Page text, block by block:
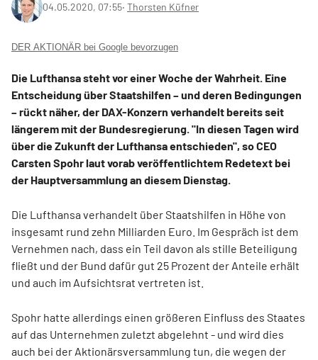
04.05.2020, 07:55‧ Thorsten Küfner
DER AKTIONÄR bei Google bevorzugen
Die Lufthansa steht vor einer Woche der Wahrheit. Eine
Entscheidung über Staatshilfen – und deren Bedingungen
– rückt näher, der DAX-Konzern verhandelt bereits seit
längerem mit der Bundesregierung. "In diesen Tagen wird
über die Zukunft der Lufthansa entschieden", so CEO
Carsten Spohr laut vorab veröffentlichtem Redetext bei
der Hauptversammlung an diesem Dienstag.
Die Lufthansa verhandelt über Staatshilfen in Höhe von
insgesamt rund zehn Milliarden Euro. Im Gespräch ist dem
Vernehmen nach, dass ein Teil davon als stille Beteiligung
fließt und der Bund dafür gut 25 Prozent der Anteile erhält
und auch im Aufsichtsrat vertreten ist.
Spohr hatte allerdings einen größeren Einfluss des Staates
auf das Unternehmen zuletzt abgelehnt - und wird dies
auch bei der Aktionärsversammlung tun, die wegen der